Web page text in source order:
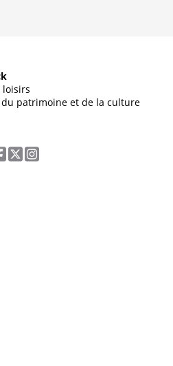
loisirs
patrimoine et de la culture